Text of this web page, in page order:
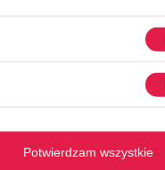
-
Potwierdzam wszystkie